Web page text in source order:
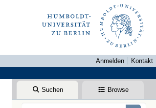
Anmelden
Kontakt
Suchen Browse